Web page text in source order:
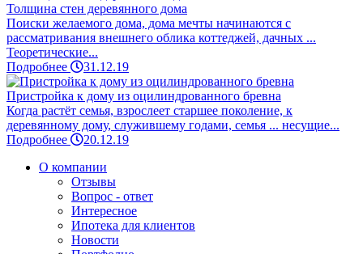
Толщина стен деревянного дома
Поиски желаемого дома, дома мечты начинаются с
рассматривания внешнего облика коттеджей, дачных ...
Теоретические...
Подробнее
31.12.19
Пристройка к дому из оцилиндрованного бревна
Когда растёт семья, взрослеет старшее поколение, к
деревянному дому, служившему годами, семья ... несущие...
Подробнее
20.12.19
О компании
Отзывы
Вопрос - ответ
Интересное
Ипотека для клиентов
Новости